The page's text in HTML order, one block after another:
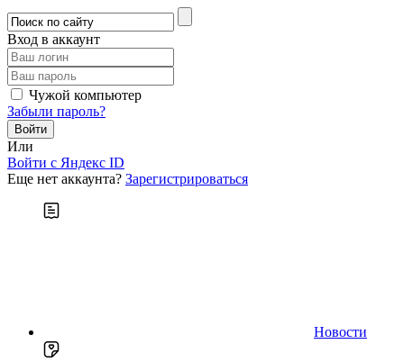
Вход в аккаунт
Чужой компьютер
Забыли пароль?
Или
Войти c Яндекс ID
Еще нет аккаунта? Зарегистрироваться
Новости